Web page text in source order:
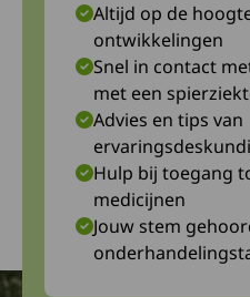
Altijd op de
ontwikkelingen
Snel in contact
met een
Advies en tips van
Hulp bij toegang
medicijnen
Jouw stem